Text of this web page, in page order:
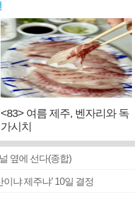
<83> 여름 제주, 벤자리와 독
가시치
옆에 선다(종합)
냐 제주냐’ 10일 결정